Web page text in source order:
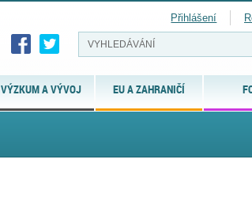
VÝZKUM A VÝVOJ EU A ZAHRANIČÍ
Přihlášení